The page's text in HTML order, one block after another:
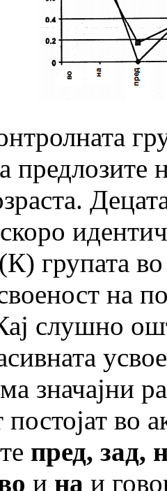
групата
на
слушно
значајни
постојат во
пред, зад,
и на и